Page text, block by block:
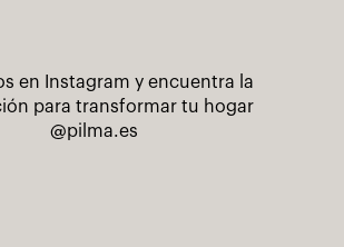
en Instagram y encuentra la
para transformar tu hogar
@pilma.es